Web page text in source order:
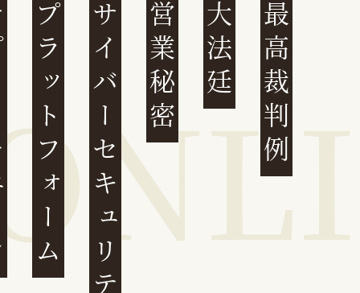
プラットフォームサイバーセキュリティ 営業秘密 大法廷 最高裁判例